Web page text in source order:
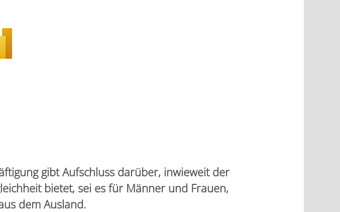
gibt Aufschluss darüber, inwieweit der
bietet, sei es für Männer und Frauen,
dem Ausland.